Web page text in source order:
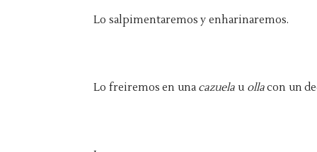
Lo salpimentaremos y enharinaremos.
Lo freiremos en una cazuelau ollacon un